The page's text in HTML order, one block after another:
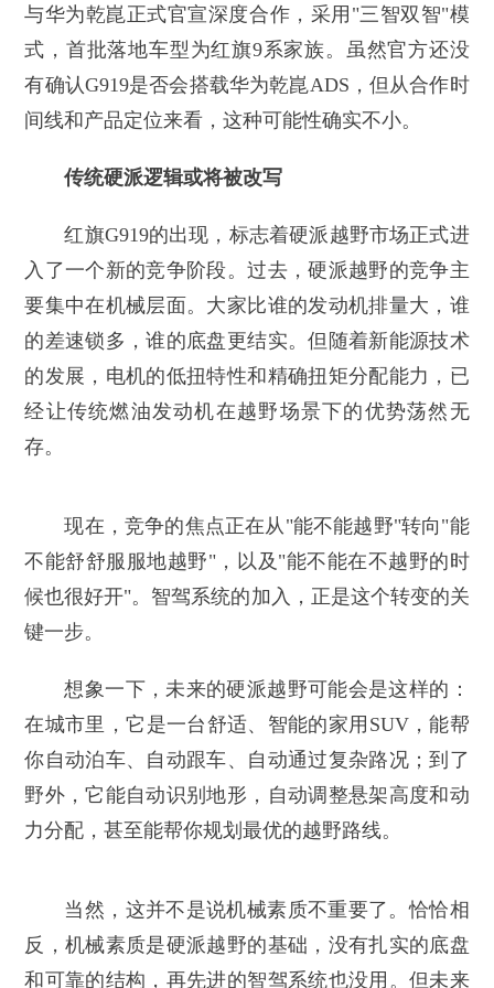
与华为乾崑正式官宣深度合作，采用"三智双智"模
式，首批落地车型为红旗9系家族。虽然官方还没
有确认G919是否会搭载华为乾崑ADS，但从合作时
间线和产品定位来看，这种可能性确实不小。
传统硬派逻辑或将被改写
红旗G919的出现，标志着硬派越野市场正式进
入了一个新的竞争阶段。过去，硬派越野的竞争主
要集中在机械层面。大家比谁的发动机排量大，谁
的差速锁多，谁的底盘更结实。但随着新能源技术
的发展，电机的低扭特性和精确扭矩分配能力，已
经让传统燃油发动机在越野场景下的优势荡然无
存。
现在，竞争的焦点正在从"能不能越野"转向"能
不能舒舒服服地越野"，以及"能不能在不越野的时
候也很好开"。智驾系统的加入，正是这个转变的关
键一步。
想象一下，未来的硬派越野可能会是这样的：
在城市里，它是一台舒适、智能的家用SUV，能帮
你自动泊车、自动跟车、自动通过复杂路况；到了
野外，它能自动识别地形，自动调整悬架高度和动
力分配，甚至能帮你规划最优的越野路线。
当然，这并不是说机械素质不重要了。恰恰相
反，机械素质是硬派越野的基础，没有扎实的底盘
和可靠的结构，再先进的智驾系统也没用。但未来